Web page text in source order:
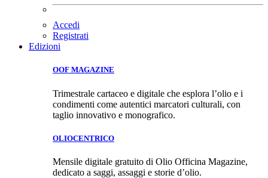
Accedi
Registrati
Edizioni
OOF MAGAZINE
Trimestrale cartaceo e digitale che esplora l’olio e i
condimenti come autentici marcatori culturali, con
taglio innovativo e monografico.
OLIOCENTRICO
Mensile digitale gratuito di Olio Officina Magazine,
dedicato a saggi, assaggi e storie d’olio.